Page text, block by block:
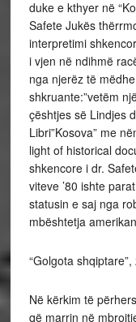
duke e kthyer në
Safete Jukës
interpretimi
i vjen në ndihmë
nga njerëz të
shkruante:”vetëm
çështjes së Lindjes
Libri”Kosova” me
light of historical
shkencore i dr.
viteve ’80 ishte
statusin e saj nga
mbështetja
“Golgota
Në kërkim të
që marrin në